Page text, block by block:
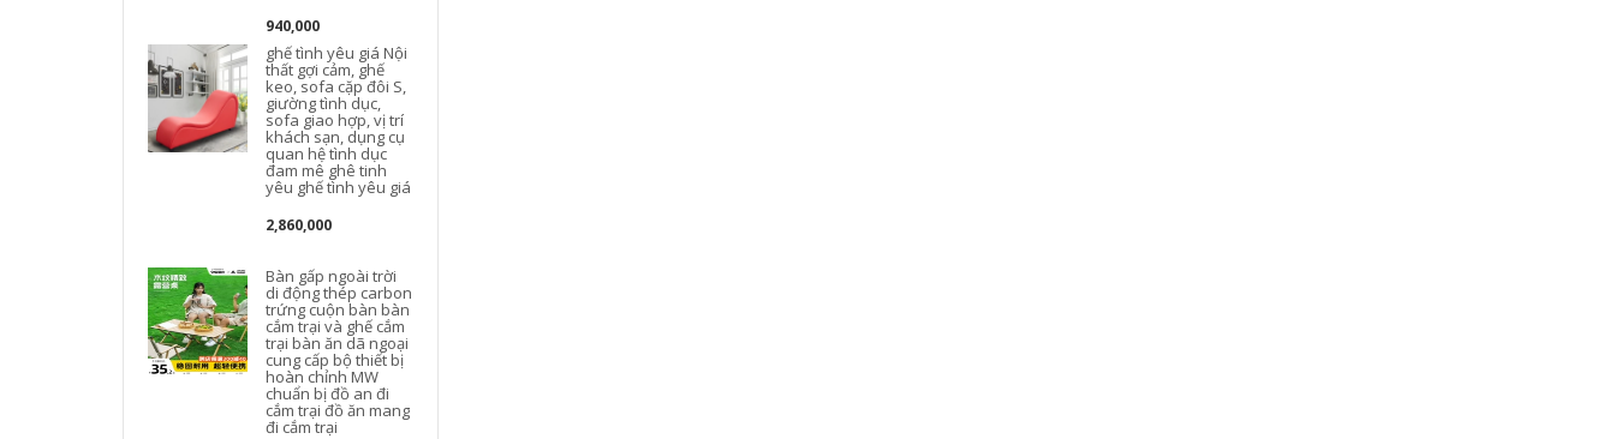
940,000
ghế tình yêu giá Nội
thất gợi cảm, ghế
keo, sofa cặp đôi S,
giường tình dục,
sofa giao hợp, vị trí
khách sạn, dụng cụ
quan hệ tình dục
đam mê ghê tinh
yêu ghế tình yêu giá
2,860,000
Bàn gấp ngoài trời
di động thép carbon
trứng cuộn bàn bàn
cắm trại và ghế cắm
trại bàn ăn dã ngoại
cung cấp bộ thiết bị
hoàn chỉnh MW
chuẩn bị đồ an đi
cắm trại đồ ăn mang
đi cắm trại